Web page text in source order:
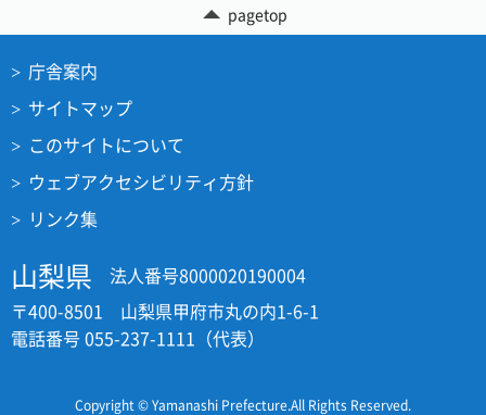
pagetop
庁舎案内
サイトマップ
このサイトについて
ウェブアクセシビリティ方針
リンク集
山梨県
法人番号8000020190004
〒400-8501 山梨県甲府市丸の内1-6-1
電話番号 055-237-1111（代表）
Copyright © Yamanashi Prefecture.All Rights Reserved.